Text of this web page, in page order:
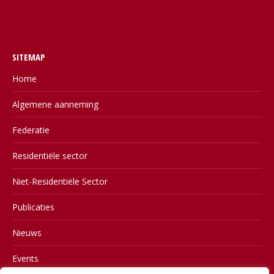
SITEMAP
Home
Algemene aanneming
Federatie
Residentiële sector
Niet-Residentiële Sector
Publicaties
Nieuws
Events